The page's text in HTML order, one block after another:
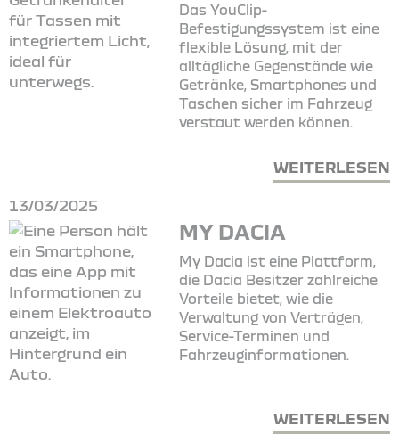
Das YouClip-
Befestigungssystem ist eine
flexible Lösung, mit der
alltägliche Gegenstände wie
Getränke, Smartphones und
Taschen sicher im Fahrzeug
verstaut werden können.
WEITERLESEN
13/03/2025
MY DACIA
My Dacia ist eine Plattform,
die Dacia Besitzer zahlreiche
Vorteile bietet, wie die
Verwaltung von Verträgen,
Service-Terminen und
Fahrzeuginformationen.
WEITERLESEN